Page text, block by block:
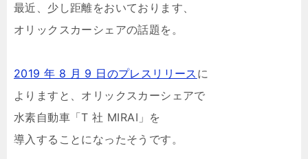
最近、少し距離をおいております、
オリックスカーシェアの話題を。
2019 年 8 月 9 日のプレスリリース に
よりますと、オリックスカーシェアで
水素自動車「T 社 MIRAI」を
導入することになったそうです。